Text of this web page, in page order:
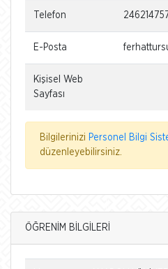
Telefon
E-Posta
Kişisel Web
Sayfası
Bilgilerinizi Personel Bilgi
düzenleyebilirsiniz.
ÖĞRENİM BİLGİLERİ